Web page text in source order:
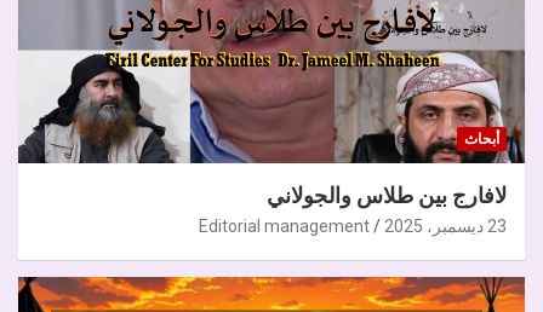
أبحاث
لافارج بين طلاس والجولاني
23 ديسمبر، 2025 Editorial management